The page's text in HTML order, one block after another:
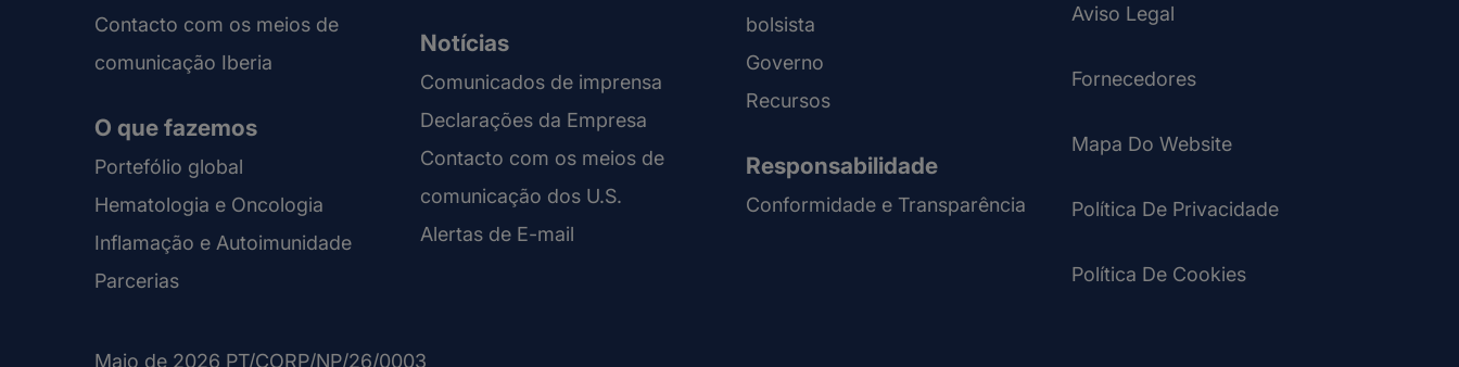
Contacto com os meios de
comunicação Iberia
O que fazemos
Portefólio global
Hematologia e Oncologia
Inflamação e Autoimunidade
Parcerias
Notícias
Comunicados de imprensa
Declarações da Empresa
Contacto com os meios de
comunicação dos U.S.
Alertas de E-mail
bolsista
Governo
Recursos
Responsabilidade
Conformidade e Transparência
Aviso Legal
Fornecedores
Mapa Do Website
Política De Privacidade
Política De Cookies
Maio de 2026 PT/CORP/NP/26/0003